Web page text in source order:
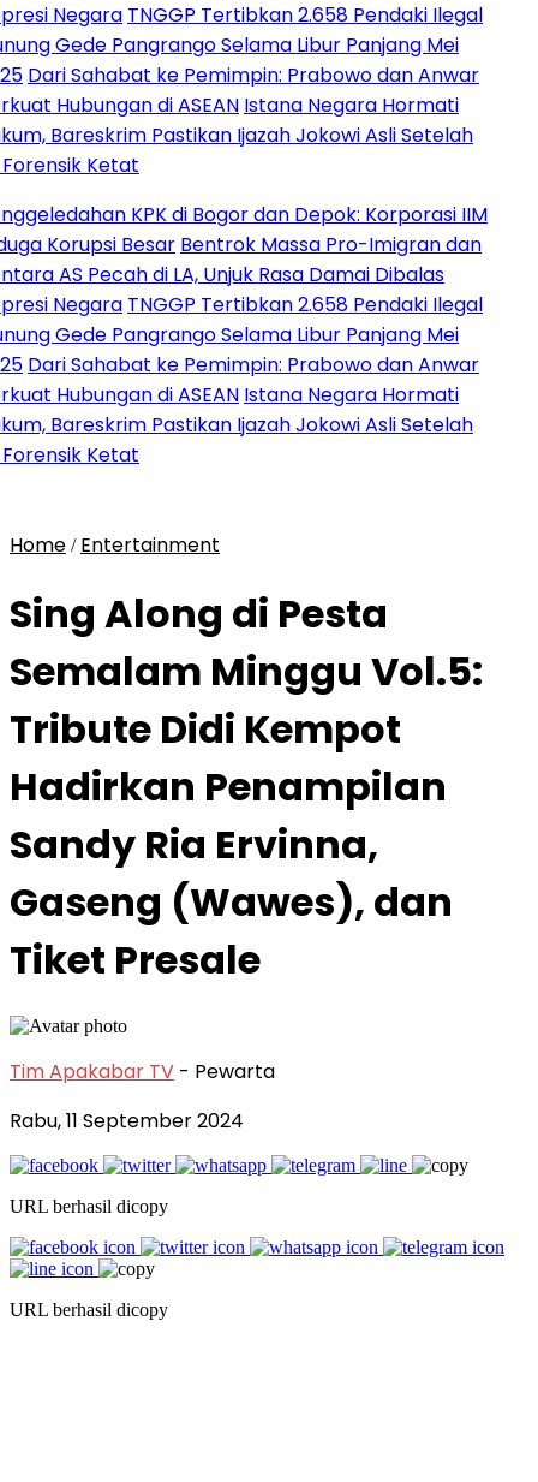
TNGGP Tertibkan 2.658 Pendaki Ilegal
Pangrango Selama Libur Panjang Mei
Sahabat ke Pemimpin: Prabowo dan Anwar
di ASEANIstana Negara Hormati
Pastikan Ijazah Jokowi Asli Setelah
Ketat
KPK di Bogor dan Depok: Korporasi IIM
Besar Bentrok Massa Pro-Imigran dan
Pecah di LA, Unjuk Rasa Damai Dibalas
TNGGP Tertibkan 2.658 Pendaki Ilegal
Pangrango Selama Libur Panjang Mei
Sahabat ke Pemimpin: Prabowo dan Anwar
di ASEANIstana Negara Hormati
Pastikan Ijazah Jokowi Asli Setelah
Ketat
Home / Entertainment
Sing Along di Pesta
Semalam Minggu Vol.5:
Tribute Didi Kempot
Hadirkan Penampilan
Sandy Ria Ervinna,
Gaseng (Wawes), dan
Tiket Presale
Tim Apakabar TV - Pewarta
Rabu, 11 September 2024
URL berhasil dicopy
URL berhasil dicopy